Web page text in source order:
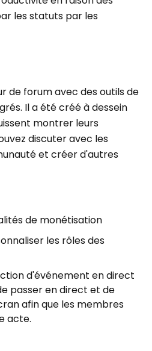
les statuts par les
de forum avec des outils de
Il a été créé à dessein
montrer leurs
discuter avec les
et créer d'autres
de monétisation
les rôles des
d'événement en direct
passer en direct et de
afin que les membres
acte.